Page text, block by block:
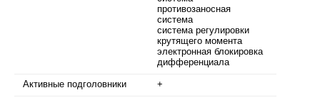
противозаносная
система
система регулировки
крутящего момента
электронная блокировка
дифференциала
Активные подголовники +